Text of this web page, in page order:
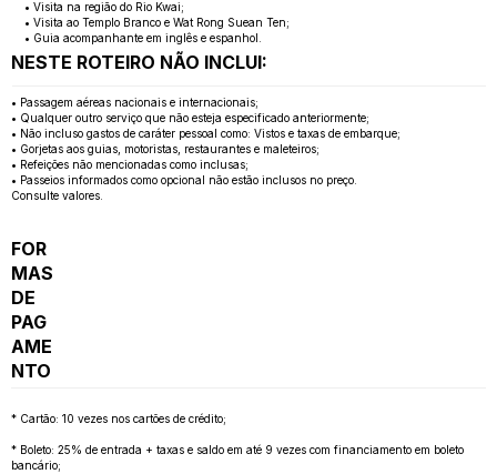
• Visita na região do Rio Kwai;
• Visita ao Templo Branco e Wat Rong Suean Ten;
• Guia acompanhante em inglês e espanhol.
NESTE ROTEIRO NÃO INCLUI:
• Passagem aéreas nacionais e internacionais;
• Qualquer outro serviço que não esteja especificado anteriormente;
• Não incluso gastos de caráter pessoal como: Vistos e taxas de embarque;
• Gorjetas aos guias, motoristas, restaurantes e maleteiros;
• Refeições não mencionadas como inclusas;
• Passeios informados como opcional não estão inclusos no preço.
Consulte valores.
FOR
MAS
DE
PAG
AME
NTO
* Cartão: 10 vezes nos cartões de crédito;
* Boleto: 25% de entrada + taxas e saldo em até 9 vezes com financiamento em boleto
bancário;